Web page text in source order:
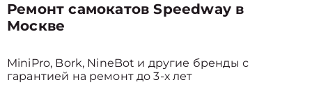
Ремонт самокатов Speedway в
Москве
MiniPro, Bork, NineBot и другие бренды с
гарантией на ремонт до 3-х лет